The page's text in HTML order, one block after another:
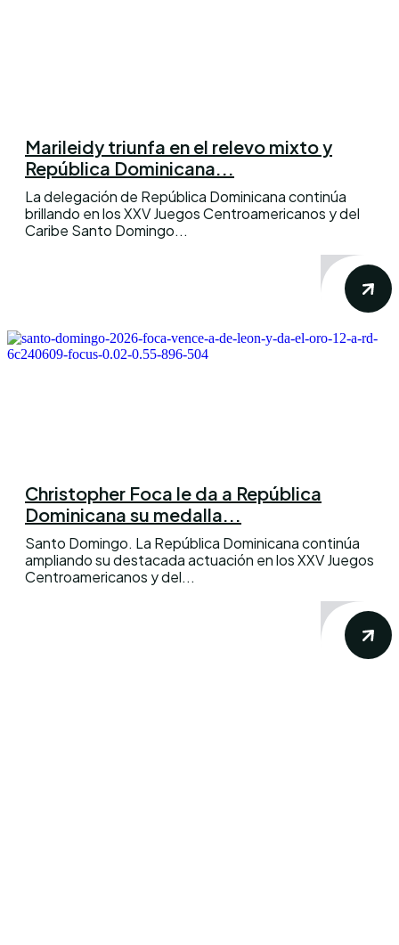
Marileidy triunfa en el relevo mixto y
República Dominicana...
La delegación de República Dominicana continúa
brillando en los XXV Juegos Centroamericanos y del
Caribe Santo Domingo...
Christopher Foca le da a República
Dominicana su medalla...
Santo Domingo. La República Dominicana continúa
ampliando su destacada actuación en los XXV Juegos
Centroamericanos y del...